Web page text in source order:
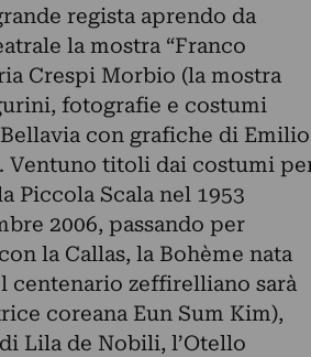
regista aprendo da
la mostra “Franco
Crespi Morbio (la mostra
fotografie e costumi
con grafiche di Emilio
Ventuno titoli dai costumi
Piccola Scala nel 1953
2006, passando per
la Callas, la Bohème nata
centenario zeffirelliano sarà
coreana Eun Sum Kim),
Lila de Nobili, l’Otello